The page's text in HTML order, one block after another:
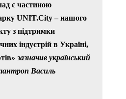
є частиною
UNIT.City – нашого
з підтримки
індустрій в Україні,
зазначив український
Василь